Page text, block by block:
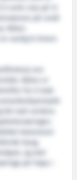
på rundt
vanlig 8-timers
enn
for å lade
kalt verdens
katamaran
baug,
og skal
på Frøya i